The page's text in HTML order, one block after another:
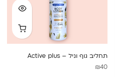
תחליב גוף וניל – Active plus
₪40